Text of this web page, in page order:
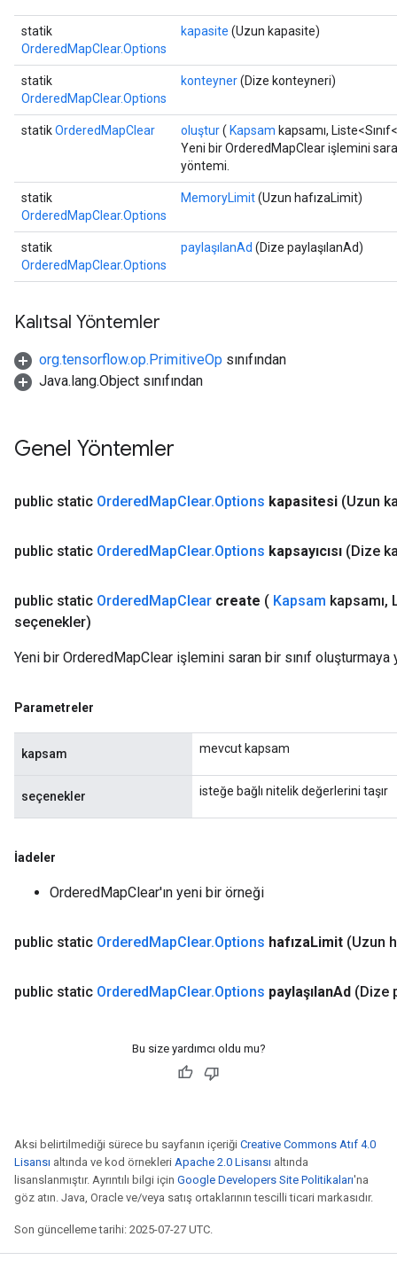
statik
OrderedMapClear.Options
kapasite (Uzun kapasite)
statik
OrderedMapClear.Options
konteyner(Dize konteyneri)
statikOrderedMapClear oluştur( Kapsam kapsamı,
Yeni bir OrderedMapClear işlemini
yöntemi.
statik
OrderedMapClear.Options
MemoryLimit(Uzun hafızaLimit)
statik
OrderedMapClear.Options
paylaşılanAd (Dize paylaşılanAd)
Kalıtsal Yöntemler
org.tensorflow.op.PrimitiveOp sınıfından
Java.lang.Object sınıfından
Genel Yöntemler
public static OrderedMapClear.Options kapasitesi (Uzun
public static OrderedMapClear.Options kapsayıcısı (Dize
public static OrderedMapClear create ( Kapsam kapsamı,
seçenekler)
Yeni bir OrderedMapClear işlemini saran bir sınıf
Parametreler
kapsam mevcut kapsam
seçenekler isteğe bağlı nitelik değerlerini taşır
İadeler
OrderedMapClear'ın yeni bir örneği
public static OrderedMapClear.Options hafızaLimit (Uzun
public static OrderedMapClear.Options paylaşılanAd (Dize
Bu size yardımcı oldu mu?
Aksi belirtilmediği sürece bu sayfanın içeriği Creative Commons Atıf 4.0
Lisansı altında ve kod örnekleri Apache 2.0 Lisansı altında
lisanslanmıştır. Ayrıntılı bilgi için Google Developers Site Politikaları'na
göz atın. Java, Oracle ve/veya satış ortaklarının tescilli ticari markasıdır.
Son güncelleme tarihi: 2025-07-27 UTC.